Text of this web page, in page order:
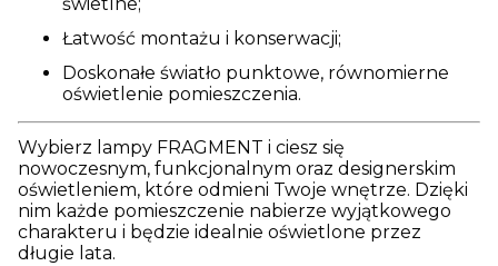
świetlne;
Łatwość montażu i konserwacji;
Doskonałe światło punktowe, równomierne
oświetlenie pomieszczenia.
Wybierz lampy FRAGMENT i ciesz się
nowoczesnym, funkcjonalnym oraz designerskim
oświetleniem, które odmieni Twoje wnętrze. Dzięki
nim każde pomieszczenie nabierze wyjątkowego
charakteru i będzie idealnie oświetlone przez
długie lata.